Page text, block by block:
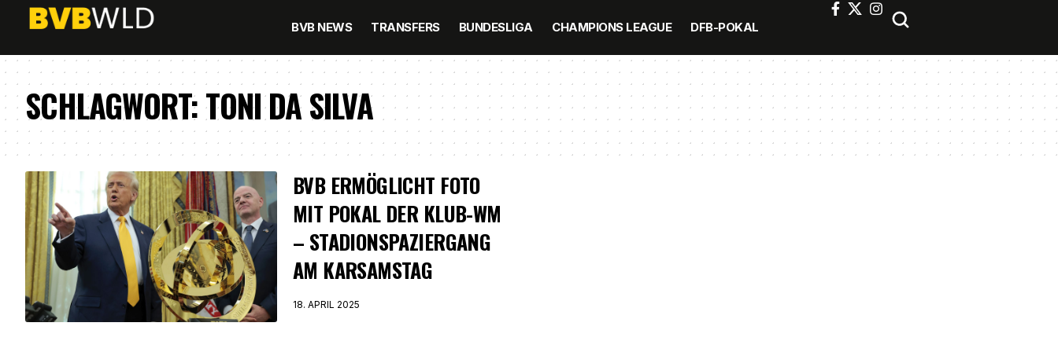
BVB NEWS TRANSFERS BUNDESLIGA CHAMPIONS LEAGUE DFB-POKAL
SCHLAGWORT:TONI DA SILVA
BVB ERMÖGLICHT FOTO
MIT POKAL DER KLUB-WM
– STADIONSPAZIERGANG
AM KARSAMSTAG
18. APRIL 2025